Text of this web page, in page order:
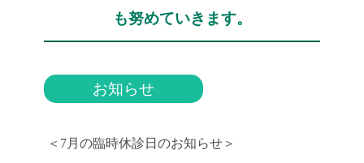
も努めていきます。
お知らせ
＜7月の臨時休診日のお知らせ＞